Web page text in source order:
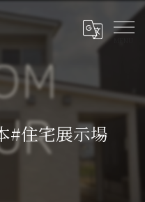
#住宅展示場